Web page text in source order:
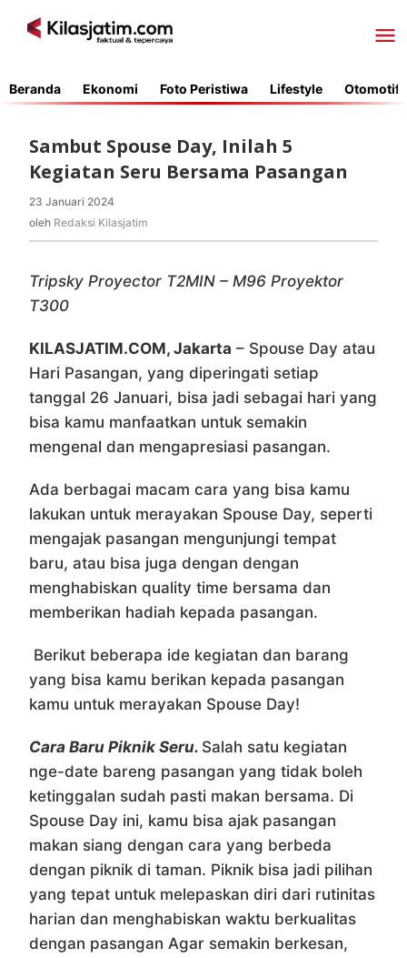
Beranda Ekonomi Foto Peristiwa Lifestyle Otomotif
Sambut Spouse Day, Inilah 5
Kegiatan Seru Bersama Pasangan
23 Januari 2024
Redaksi
oleh Redaksi Kilasjatim
Tripsky Proyector T2MIN – M96 Proyektor
T300
KILASJATIM.COM, Jakarta – Spouse Day atau
Hari Pasangan, yang diperingati setiap
tanggal 26 Januari, bisa jadi sebagai hari yang
bisa kamu manfaatkan untuk semakin
mengenal dan mengapresiasi pasangan.
Ada berbagai macam cara yang bisa kamu
lakukan untuk merayakan Spouse Day, seperti
mengajak pasangan mengunjungi tempat
baru, atau bisa juga dengan dengan
menghabiskan quality time bersama dan
memberikan hadiah kepada pasangan.
Berikut beberapa ide kegiatan dan barang
yang bisa kamu berikan kepada pasangan
kamu untuk merayakan Spouse Day!
Cara Baru Piknik Seru. Salah satu kegiatan
nge-date bareng pasangan yang tidak boleh
ketinggalan sudah pasti makan bersama. Di
Spouse Day ini, kamu bisa ajak pasangan
makan siang dengan cara yang berbeda
dengan piknik di taman. Piknik bisa jadi pilihan
yang tepat untuk melepaskan diri dari rutinitas
harian dan menghabiskan waktu berkualitas
dengan pasangan Agar semakin berkesan,